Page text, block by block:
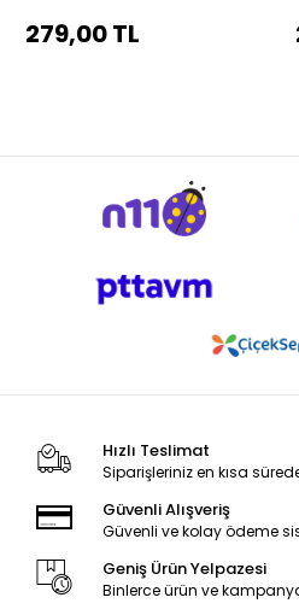
279,00 TL
Hızlı Teslimat
Siparişleriniz en kısa
Güvenli Alışveriş
Güvenli ve kolay ödeme
Geniş Ürün Yelpazesi
Binlerce ürün ve